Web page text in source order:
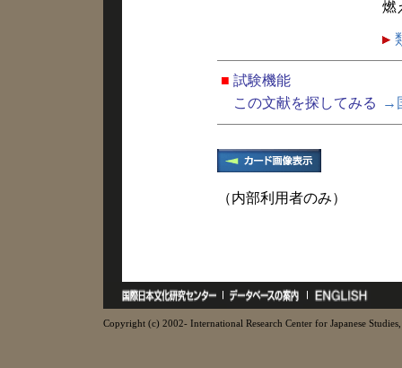
燃
■ 試験機能
この文献を探してみる
→
（内部利用者のみ）
Copyright (c) 2002- International Research Center for Japanese